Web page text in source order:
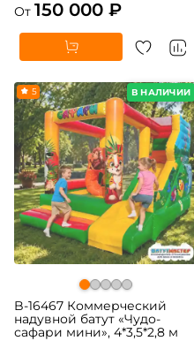
От 150 000 ₽
В НАЛИЧИИ
5
B-16467 Коммерческий
надувной батут «Чудо-
сафари мини», 4*3,5*2,8 м